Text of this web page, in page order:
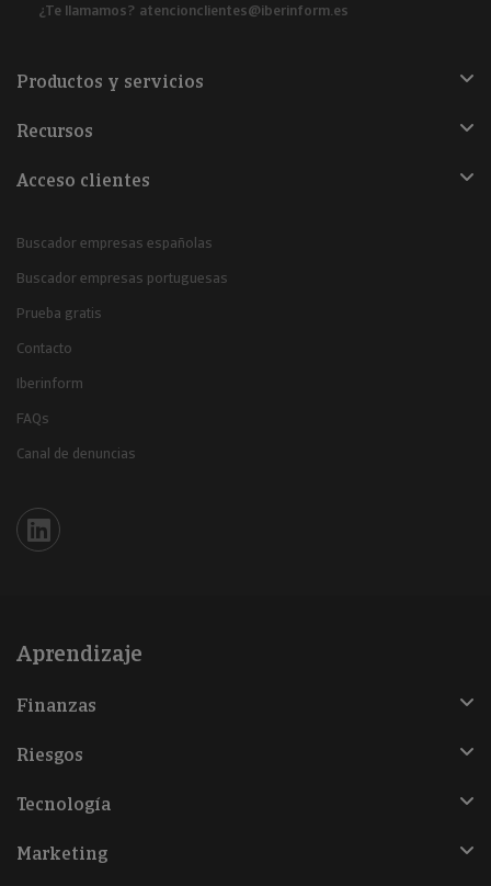
¿Te llamamos? atencionclientes@iberinform.es
Productos y servicios
Recursos
Acceso clientes
Buscador empresas españolas
Buscador empresas portuguesas
Prueba gratis
Contacto
Iberinform
FAQs
Canal de denuncias
Iberinform en Linkedin
Aprendizaje
Finanzas
Riesgos
Tecnología
Marketing